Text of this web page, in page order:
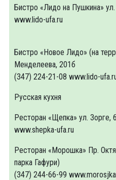
Бистро «Лидо на Пушкина»
www.lido-ufa.ru
Бистро «Новое Лидо» (на
Менделеева, 201б
(347) 224-21-08 www.lido-
Русская кухня
Ресторан «Щепка» ул. Зорге,
www.shepka-ufa.ru
Ресторан «Морошка» Пр.
парка Гафури)
(347) 244-66-99